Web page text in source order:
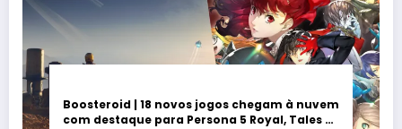
Boosteroid | 18 novos jogos chegam à nuvem
com destaque para Persona 5 Royal, Tales of